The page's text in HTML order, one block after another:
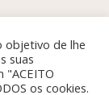
objetivo de lhe
suas
"ACEITO
os cookies.